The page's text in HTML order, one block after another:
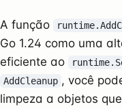
A função
Go 1.24 como uma
eficiente ao
AddCleanup , você
limpeza a objetos